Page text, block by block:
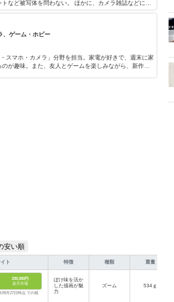
ない。 ほかに、カメラ雑誌などに新
法などの解説をする。
、ゲーム・ホビー
スマホ・カメラ」分野を担当。家電が好きで、週末に家
が趣味。また、友人とゲームを楽しみながら、新作タ
安い順
ト 特徴 種類 重量
230,300円
楽天市場
月27日時点 での税
ぼけ味を活か
した描画が魅
力
ズーム 534ｇ